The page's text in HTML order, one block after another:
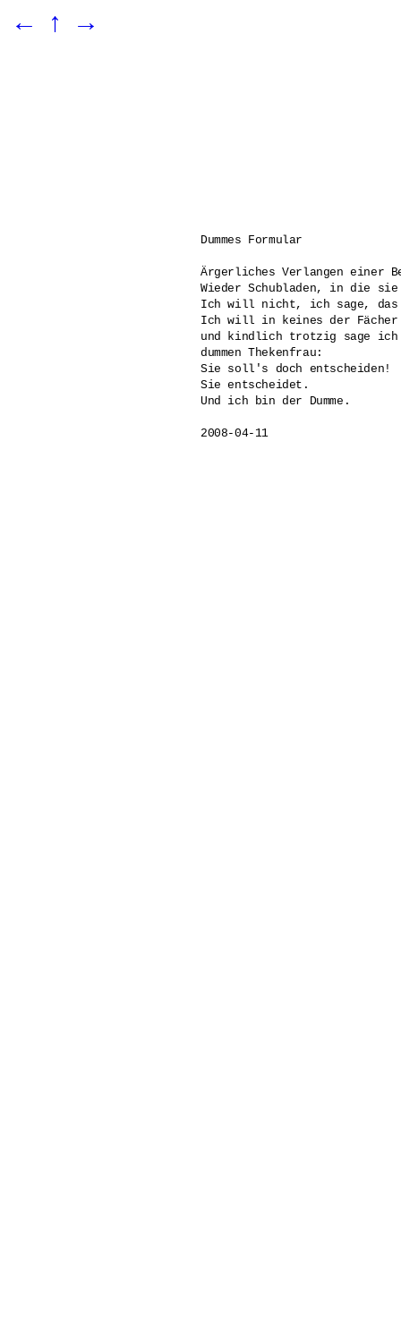
← ↑ →
Dummes Formular
Ärgerliches Verlangen einer
Wieder Schubladen, in die
Ich will nicht, ich sage,
Ich will in keines der Fächer
und kindlich trotzig sage ich
dummen Thekenfrau:
Sie soll's doch entscheiden!
Sie entscheidet.
Und ich bin der Dumme.
2008-04-11